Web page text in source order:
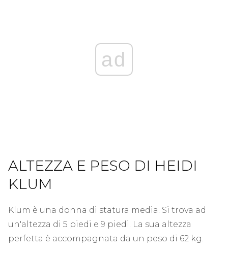
ad
ALTEZZA E PESO DI HEIDI
KLUM
Klum è una donna di statura media. Si trova ad
un'altezza di 5 piedi e 9 piedi. La sua altezza
perfetta è accompagnata da un peso di 62 kg.